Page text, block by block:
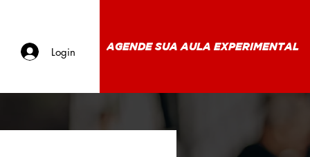
Login AGENDE SUA AULA EXPERIMENTAL